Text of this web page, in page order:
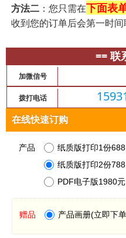
方法二：您只需在下面表
收到您的订单后会第一时间
== 联
加微信号
拨打电话